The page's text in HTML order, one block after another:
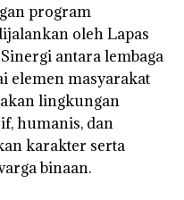
program
oleh Lapas
antara lembaga
elemen masyarakat
lingkungan
humanis, dan
karakter serta
binaan.